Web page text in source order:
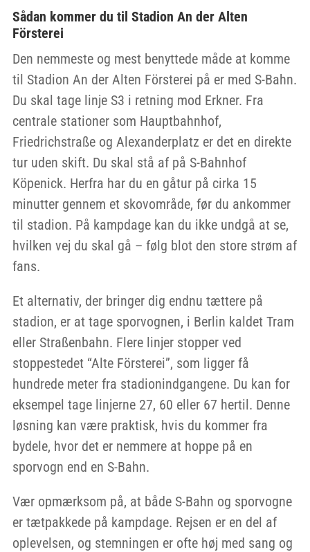
Sådan kommer du til Stadion An der Alten
Försterei
Den nemmeste og mest benyttede måde at komme
til Stadion An der Alten Försterei på er med S-Bahn.
Du skal tage linje S3 i retning mod Erkner. Fra
centrale stationer som Hauptbahnhof,
Friedrichstraße og Alexanderplatz er det en direkte
tur uden skift. Du skal stå af på S-Bahnhof
Köpenick. Herfra har du en gåtur på cirka 15
minutter gennem et skovområde, før du ankommer
til stadion. På kampdage kan du ikke undgå at se,
hvilken vej du skal gå – følg blot den store strøm af
fans.
Et alternativ, der bringer dig endnu tættere på
stadion, er at tage sporvognen, i Berlin kaldet Tram
eller Straßenbahn. Flere linjer stopper ved
stoppestedet “Alte Försterei”, som ligger få
hundrede meter fra stadionindgangene. Du kan for
eksempel tage linjerne 27, 60 eller 67 hertil. Denne
løsning kan være praktisk, hvis du kommer fra
bydele, hvor det er nemmere at hoppe på en
sporvogn end en S-Bahn.
Vær opmærksom på, at både S-Bahn og sporvogne
er tætpakkede på kampdage. Rejsen er en del af
oplevelsen, og stemningen er ofte høj med sang og